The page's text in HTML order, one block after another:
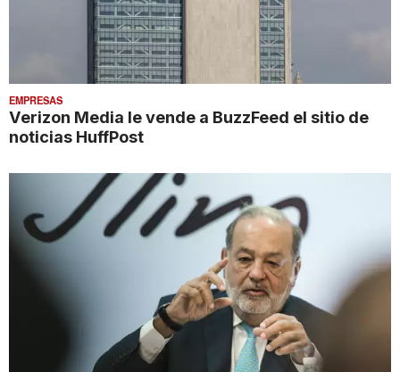
EMPRESAS
Verizon Media le vende a BuzzFeed el sitio de
noticias HuffPost